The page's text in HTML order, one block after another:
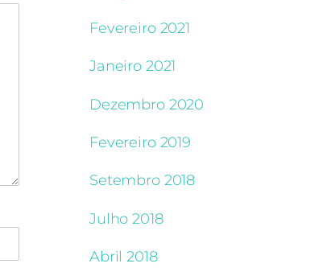
Fevereiro 2021
Janeiro 2021
Dezembro 2020
Fevereiro 2019
Setembro 2018
Julho 2018
Abril 2018